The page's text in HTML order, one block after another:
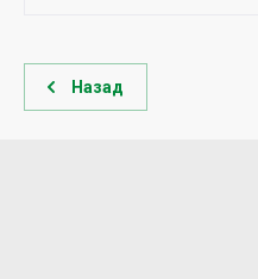
Назад